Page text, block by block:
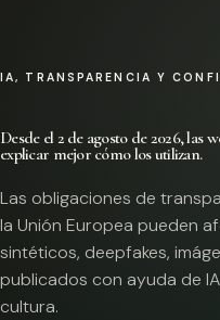
IA, TRANSPARENCIA Y
Desde el 2 de agosto de 2026, las
explicar mejor cómo los utilizan.
Las obligaciones de
la Unión Europea pueden
sintéticos, deepfakes,
publicados con ayuda de
cultura.